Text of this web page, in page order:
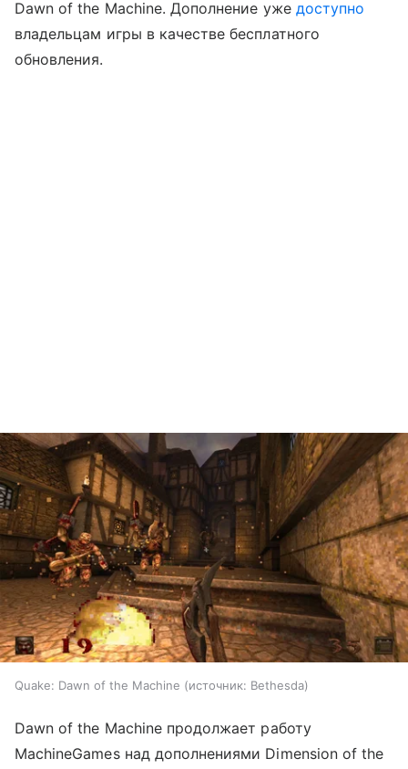
Dawn of the Machine. Дополнение уже доступно
владельцам игры в качестве бесплатного
обновления.
Quake: Dawn of the Machine источник: Bethesda
Dawn of the Machine продолжает работу
MachineGames над дополнениями Dimension of the